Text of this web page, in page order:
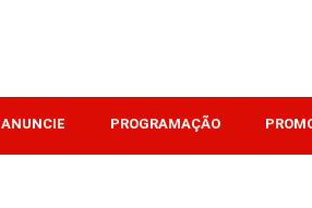
ANUNCIE PROGRAMAÇÃO